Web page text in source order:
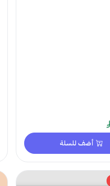
أضف للسلة